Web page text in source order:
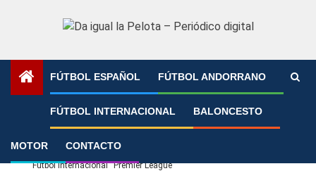
FÚTBOL ESPAÑOL FÚTBOL ANDORRANO
FÚTBOL INTERNACIONAL BALONCESTO
MOTOR CONTACTO
»
Fútbol Internacional Premier League